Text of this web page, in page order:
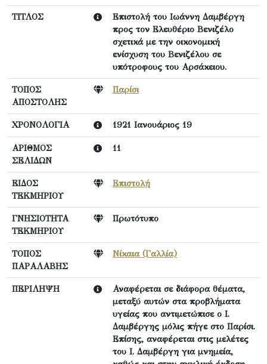
ΤΙΤΛΟΣ
Επιστολή του Ιωάννη Δαμβέργη
προς τον Ελευθέριο Βενιζέλο
σχετικά με την οικονομική
ενίσχυση του Βενιζέλου σε
υπότροφους του Αρσάκειου.
ΤΟΠΟΣ
ΑΠΟΣΤΟΛΗΣ
Παρίσι
ΧΡΟΝΟΛΟΓΙΑ 1921 Ιανουάριος 19
ΑΡΙΘΜΟΣ
ΣΕΛΙΔΩΝ
11
ΕΙΔΟΣ
ΤΕΚΜΗΡΙΟΥ
Επιστολή
ΓΝΗΣΙΟΤΗΤΑ
ΤΕΚΜΗΡΙΟΥ
Πρωτότυπο
ΤΟΠΟΣ
ΠΑΡΑΛΑΒΗΣ
Νίκαια (Γαλλία)
ΠΕΡΙΛΗΨΗ
Αναφέρεται σε διάφορα θέματα,
μεταξύ αυτών στα προβλήματα
υγείας που αντιμετώπισε ο Ι.
Δαμβέργης μόλις πήγε στο Παρίσι.
Επίσης, αναφέρεται στις μελέτες
του Ι. Δαμβέργη για μνημεία,